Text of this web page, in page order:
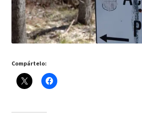
Mi cuenta
Realizar pedido
Regístrate al canal de noticias
Resultados en pesca con mosca de León
Shop
Compártelo: